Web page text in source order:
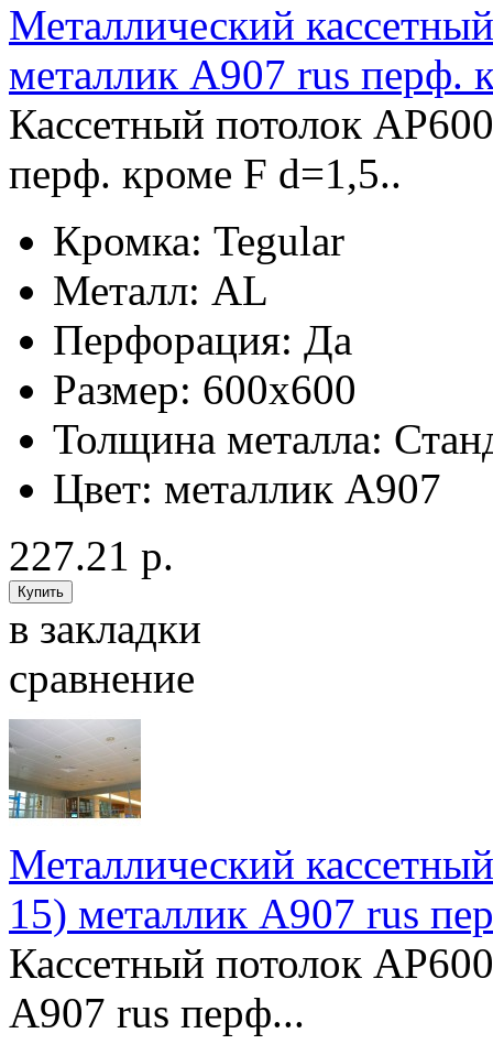
Металлический
металлик А907 rus перф.
Кассетный потолок
перф. кроме F d=1,5..
Кромка: Tegular
Металл: AL
Перфорация: Да
Размер: 600x600
Толщина металла:
Цвет: металлик А907
227.21 р.
в закладки
сравнение
Металлический
15) металлик А907 rus
Кассетный потолок
А907 rus перф...